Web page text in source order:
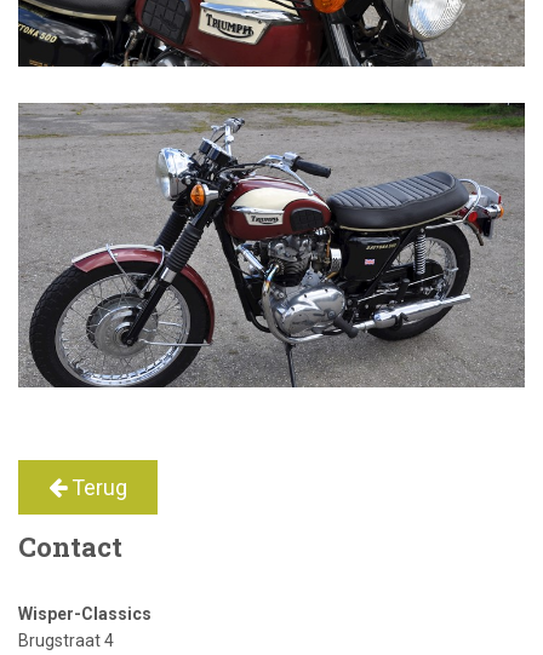
Terug
Contact
Wisper-Classics
Brugstraat 4